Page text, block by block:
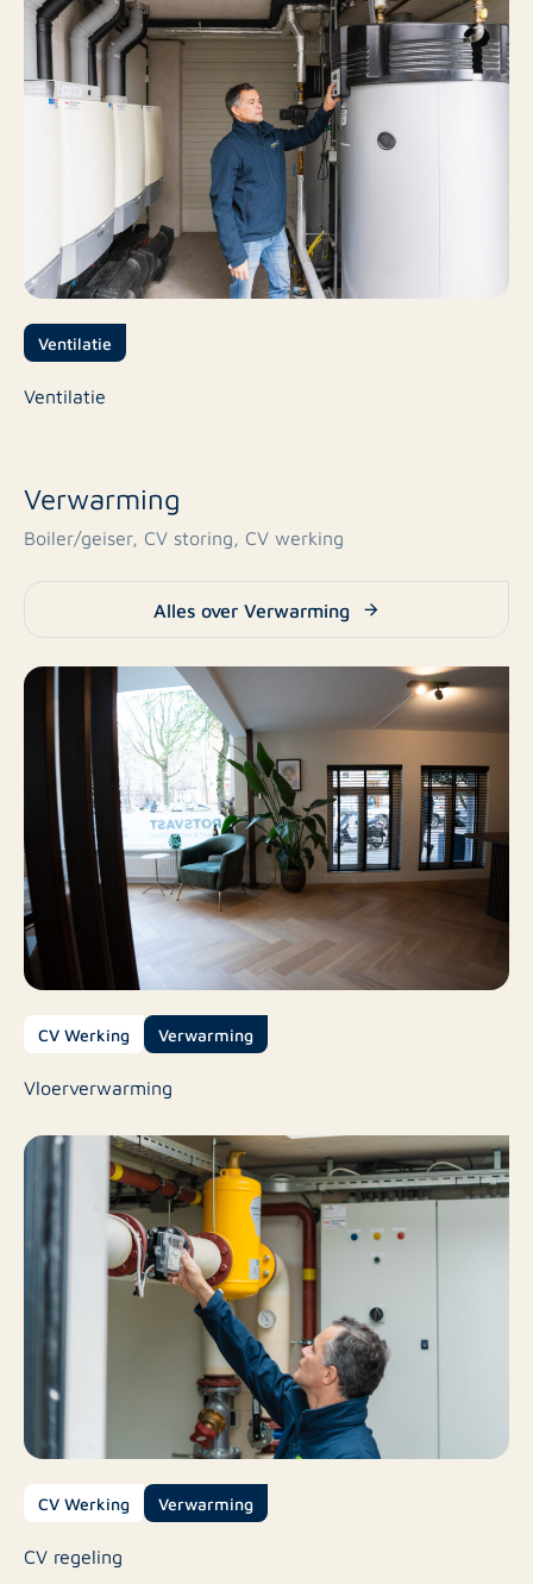
Ventilatie
Ventilatie
Verwarming
Boiler/geiser, CV storing, CV werking
Alles over Verwarming
CV Werking Verwarming
Vloerverwarming
CV Werking Verwarming
CV regeling